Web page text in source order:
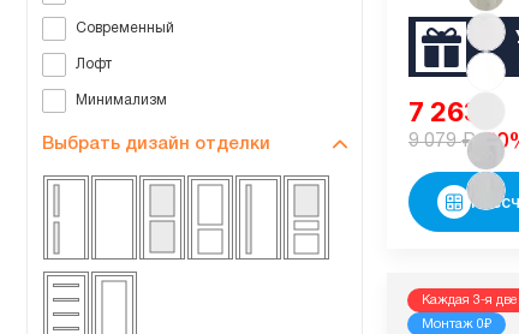
Современный
Лофт
Минимализм
Выбрать дизайн отделки
7 263
9 079₽-
Каждая 3-я
Монтаж 0₽